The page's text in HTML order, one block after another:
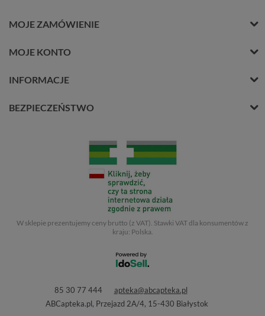
MOJE ZAMÓWIENIE
MOJE KONTO
INFORMACJE
BEZPIECZEŃSTWO
W sklepie prezentujemy ceny brutto (z VAT). Stawki VAT dla konsumentów z
kraju: Polska.
85 30 77 444
apteka@abcapteka.pl
ABCapteka.pl, Przejazd 2A/4, 15-430 Białystok